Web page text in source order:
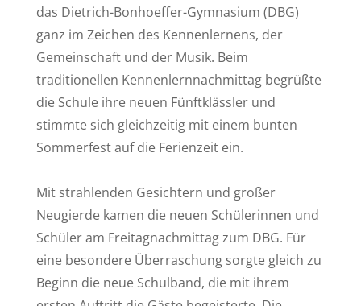
das Dietrich-Bonhoeffer-Gymnasium (DBG)
ganz im Zeichen des Kennenlernens, der
Gemeinschaft und der Musik. Beim
traditionellen Kennenlernnachmittag begrüßte
die Schule ihre neuen Fünftklässler und
stimmte sich gleichzeitig mit einem bunten
Sommerfest auf die Ferienzeit ein.
Mit strahlenden Gesichtern und großer
Neugierde kamen die neuen Schülerinnen und
Schüler am Freitagnachmittag zum DBG. Für
eine besondere Überraschung sorgte gleich zu
Beginn die neue Schulband, die mit ihrem